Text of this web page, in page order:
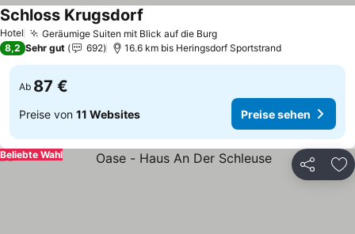
Hotel Geräumige Suiten mit Blick auf die BurgPreise sehen
Schloss Krugsdorf
8,2 Sehr gut 692 16.6 km bis Heringsdorf Sportstrand
Ab 87 €
Preise von 11 Websites Preise sehen
Teilen
Beliebte Wahl